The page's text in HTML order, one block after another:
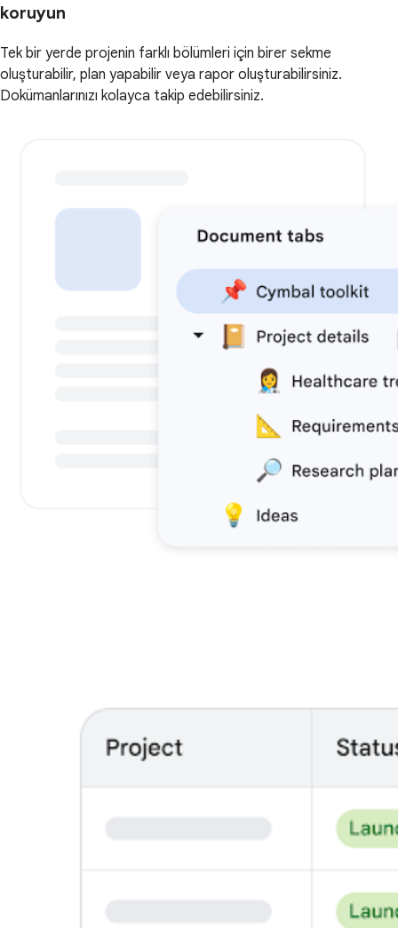
koruyun
Tek bir yerde projenin farklı bölümleri için birer sekme
oluşturabilir, plan yapabilir veya rapor oluşturabilirsiniz.
Dokümanlarınızı kolayca takip edebilirsiniz.